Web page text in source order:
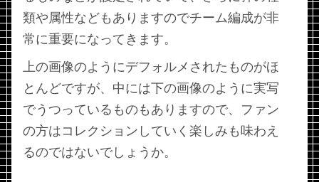
類や属性などもありますのでチーム編成が非
常に重要になってきます。
上の画像のようにデフォルメされたものがほ
とんどですが、中には下の画像のように実写
でうつっているものもありますので、ファン
の方はコレクションしていく楽しみも味わえ
るのではないでしょうか。